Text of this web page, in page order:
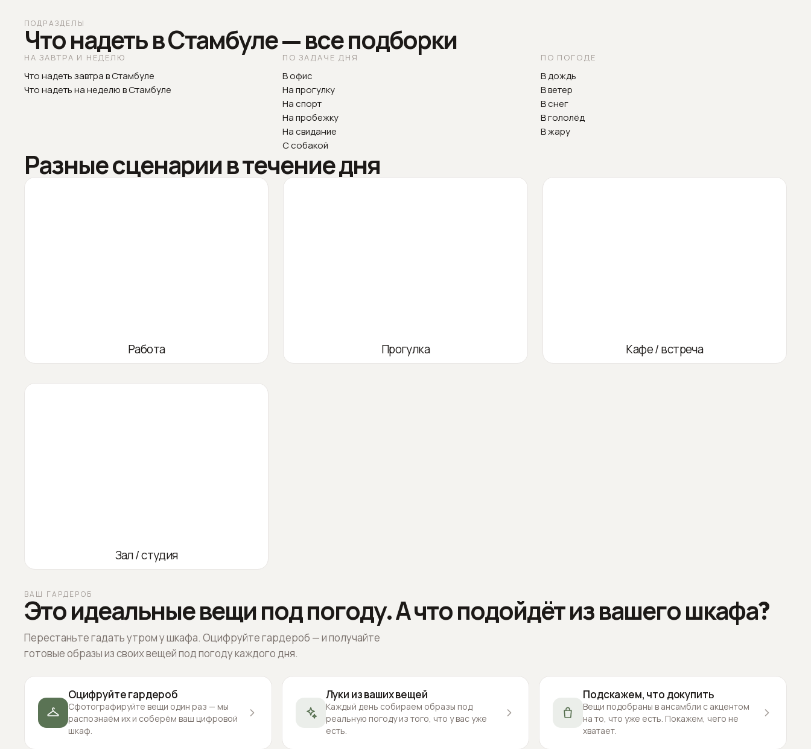
ПОДРАЗДЕЛЫ
Что надеть в Стамбуле — все подборки
НА ЗАВТРА И НЕДЕЛЮ
Что надеть завтра в Стамбуле
Что надеть на неделю в Стамбуле
ПО ЗАДАЧЕ ДНЯ
В офис
На прогулку
На спорт
На пробежку
На свидание
С собакой
ПО ПОГОДЕ
В дождь
В ветер
В снег
В гололёд
В жару
Разные сценарии в течение дня
Работа Прогулка Кафе / встреча
Зал / студия
ВАШ ГАРДЕРОБ
Это идеальные вещи под погоду. А что подойдёт из вашего шкафа?
Перестаньте гадать утром у шкафа. Оцифруйте гардероб — и получайте
готовые образы из своих вещей под погоду каждого дня.
Оцифруйте гардероб
Сфотографируйте вещи один раз — мы
распознаём их и соберём ваш цифровой
шкаф.
Луки из ваших вещей
Каждый день собираем образы под
реальную погоду из того, что у вас уже
есть.
Подскажем, что докупить
Вещи подобраны в ансамбли с акцентом
на то, что уже есть. Покажем, чего не
хватает.